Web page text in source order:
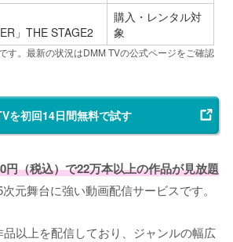
」THE STAGE2
購入・レンタル対
象
す。最新の状況はDMM TVの公式ページをご確認
を初回14日間無料で試す
円（税込）で22万本以上の作品が見放題
元舞台に強い動画配信サービスです。
以上を配信しており、ジャンルの幅広